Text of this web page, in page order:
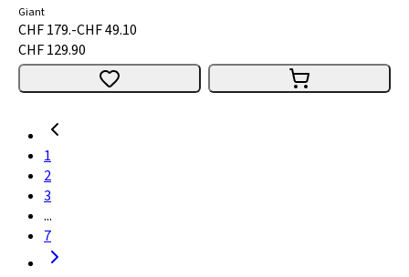
Giant
CHF 179.-CHF 49.10
CHF 129.90
1
2
3
...
7